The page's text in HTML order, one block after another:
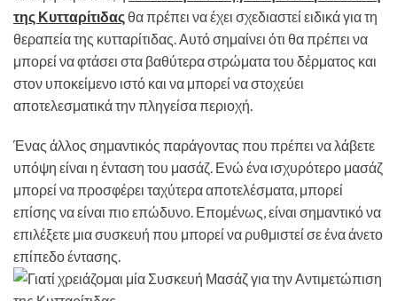
της Κυτταρίτιδαςθα πρέπει να έχει σχεδιαστεί ειδικά για τη
θεραπεία της κυτταρίτιδας. Αυτό σημαίνει ότι θα πρέπει να
μπορεί να φτάσει στα βαθύτερα στρώματα του δέρματος και
στον υποκείμενο ιστό και να μπορεί να στοχεύει
αποτελεσματικά την πληγείσα περιοχή.
Ένας άλλος σημαντικός παράγοντας που πρέπει να λάβετε
υπόψη είναι η ένταση του μασάζ. Ενώ ένα ισχυρότερο μασάζ
μπορεί να προσφέρει ταχύτερα αποτελέσματα, μπορεί
επίσης να είναι πιο επώδυνο. Επομένως, είναι σημαντικό να
επιλέξετε μια συσκευή που μπορεί να ρυθμιστεί σε ένα άνετο
επίπεδο έντασης.